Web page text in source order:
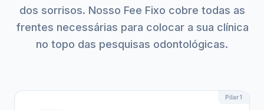
dos sorrisos. Nosso Fee Fixo cobre todas as
frentes necessárias para colocar a sua clínica
no topo das pesquisas odontológicas.
Pilar 1